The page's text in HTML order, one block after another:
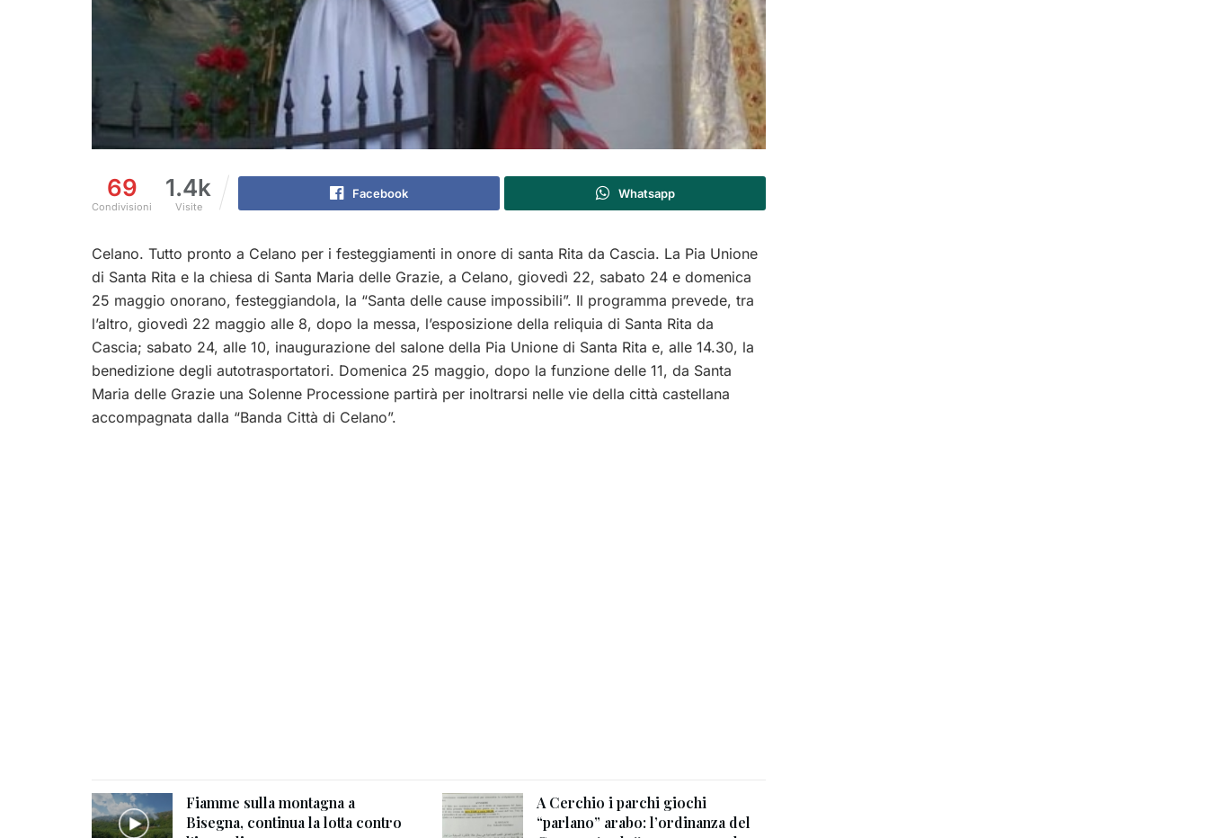
69
Condivisioni
1.4k
Visite
Facebook Whatsapp
Celano. Tutto pronto a Celano per i festeggiamenti in onore di santa Rita da Cascia. La Pia Unione
di Santa Rita e la chiesa di Santa Maria delle Grazie, a Celano, giovedì 22, sabato 24 e domenica
25 maggio onorano, festeggiandola, la “Santa delle cause impossibili”. Il programma prevede, tra
l’altro, giovedì 22 maggio alle 8, dopo la messa, l’esposizione della reliquia di Santa Rita da
Cascia; sabato 24, alle 10, inaugurazione del salone della Pia Unione di Santa Rita e, alle 14.30, la
benedizione degli autotrasportatori. Domenica 25 maggio, dopo la funzione delle 11, da Santa
Maria delle Grazie una Solenne Processione partirà per inoltrarsi nelle vie della città castellana
accompagnata dalla “Banda Città di Celano”.
Fiamme sulla montagna a
Bisegna, continua la lotta contro
A Cerchio i parchi giochi
“parlano” arabo: l’ordinanza del